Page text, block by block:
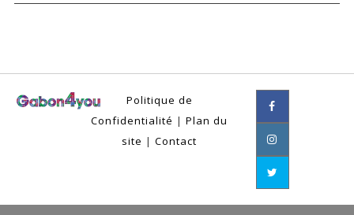
Politique de
Confidentialité | Plan du
site | Contact